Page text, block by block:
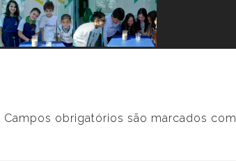
Campos obrigatórios são marcados com